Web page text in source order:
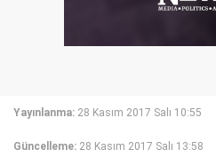
Yayınlanma: 28 Kasım 2017 Salı 10:55
Güncelleme: 28 Kasım 2017 Salı 13:58